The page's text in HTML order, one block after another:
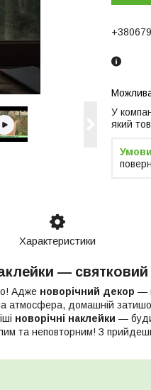
У
який
Характеристики
—
Адже новорічний декор —
атмосфера, домашній
новорічні наклейки —
та неповторним! З